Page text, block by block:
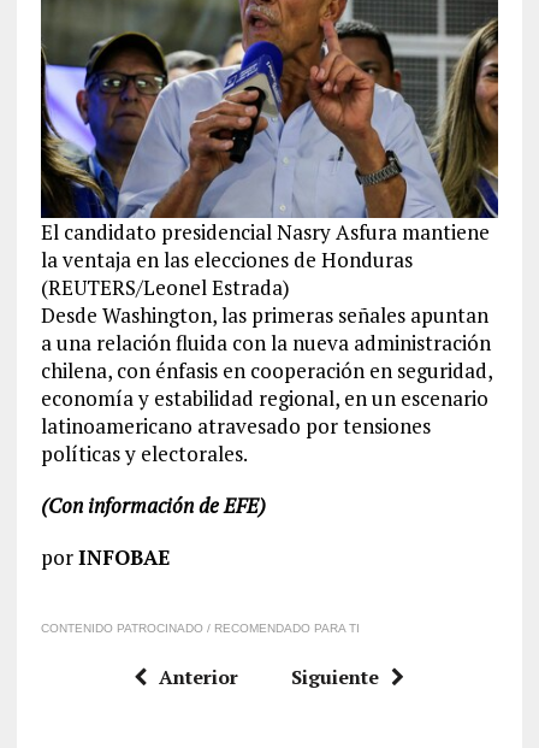
El candidato presidencial Nasry Asfura mantiene
la ventaja en las elecciones de Honduras
(REUTERS/Leonel Estrada)
Desde Washington, las primeras señales apuntan
a una relación fluida con la nueva administración
chilena, con énfasis en cooperación en seguridad,
economía y estabilidad regional, en un escenario
latinoamericano atravesado por tensiones
políticas y electorales.
(Con información de EFE)
porINFOBAE
CONTENIDO PATROCINADO / RECOMENDADO PARA TI
Anterior Siguiente